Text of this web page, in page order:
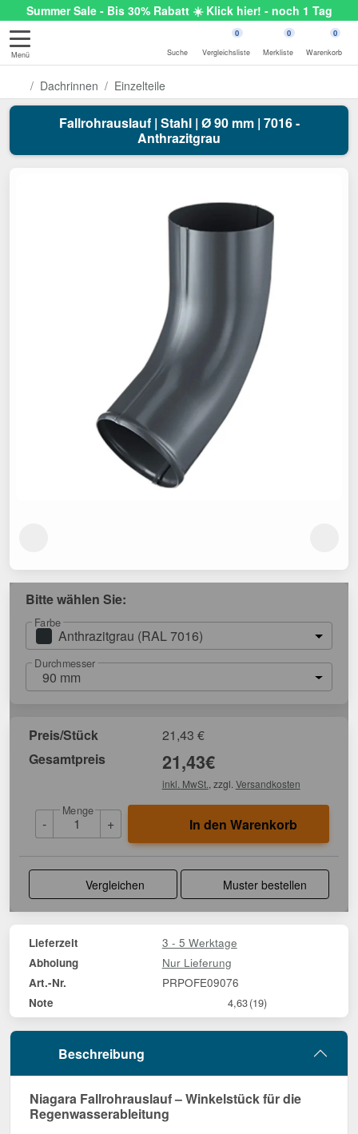
Summer Sale - Bis 30% Rabatt ☀️ Klick hier! - noch 1 Tag
Menü Suche
0
Vergleichsliste
0
Merkliste
0
Warenkorb
Dachrinnen Einzelteile
Fallrohrauslauf | Stahl | Ø 90 mm | 7016 -
Anthrazitgrau
Bitte wählen Sie:
Farbe
Anthrazitgrau (RAL 7016)
Durchmesser
90 mm
Preis/Stück 21,43 €
Gesamtpreis
21,43€
inkl. MwSt. , zzgl. Versandkosten
-
Menge
+ In den Warenkorb
Vergleichen Muster bestellen
Lieferzeit 3 - 5 Werktage
Abholung Nur Lieferung
Art.-Nr. PRPOFE09076
Note 4,63(19)
Beschreibung
Niagara Fallrohrauslauf – Winkelstück für die
Regenwasserableitung